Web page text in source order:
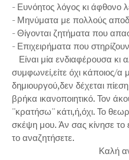
- Ευνόητος λόγος κι άφθονο
- Μηνύματα με πολλούς
- Θίγονται ζητήματα που
- Επιχειρήματα που στηρίζουν
Είναι μία ενδιαφέρουσα κι
συμφωνεί,είτε όχι κάποιος/α
δημιουργού,δεν δέχεται
βρήκα ικανοποιητικό. Τον
''κρατήσω'' κάτι,ή,όχι. Το
σκέψη μου. Άν σας κίνησε το
το αναζητήσετε.
Καλή